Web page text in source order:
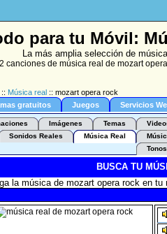
para tu Móvil:
La más amplia selección de
2 canciones de música real de mozart
:: Música real :: mozart opera rock
gratuitos Juegos Servicios
Imágenes Temas
Sonidos Reales Música Real
Tonos
BUSCA TU
la música de mozart opera rock en